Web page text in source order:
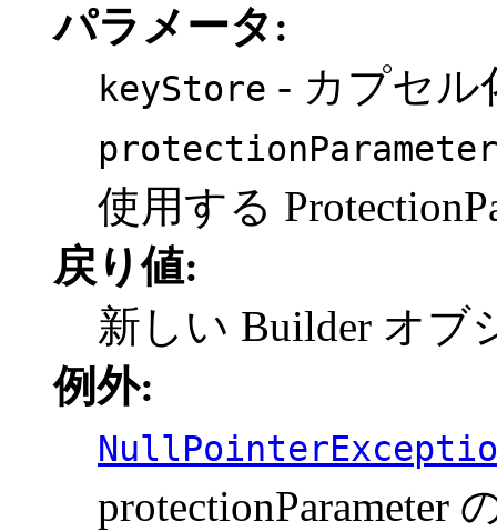
パラメータ:
keyStore - カプセル
protectionParameter
使用する
戻り値:
新しい Builder オブ
例外:
protectionParameter